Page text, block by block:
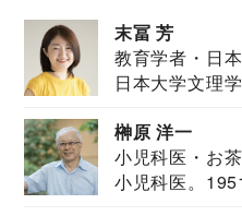
末冨 芳
教育学者・日
日本大学文理
榊原 洋一
小児科医・お
小児科医。